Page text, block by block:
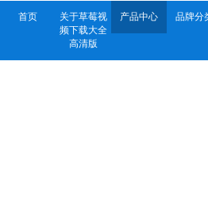
首页
关于草莓视
频下载大全
高清版
产品中心 品牌分